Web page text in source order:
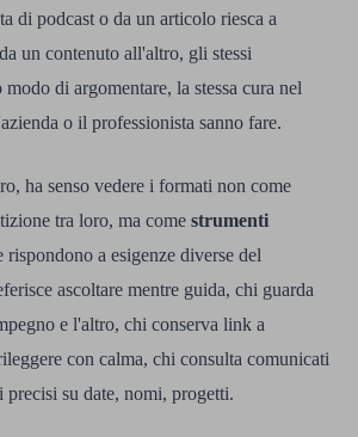
di podcast o da un articolo riesca a
un contenuto all'altro, gli stessi
di argomentare, la stessa cura nel
o il professionista sanno fare.
ha senso vedere i formati non come
tra loro, ma come strumenti
rispondono a esigenze diverse del
ascoltare mentre guida, chi guarda
e l'altro, chi conserva link a
con calma, chi consulta comunicati
precisi su date, nomi, progetti.